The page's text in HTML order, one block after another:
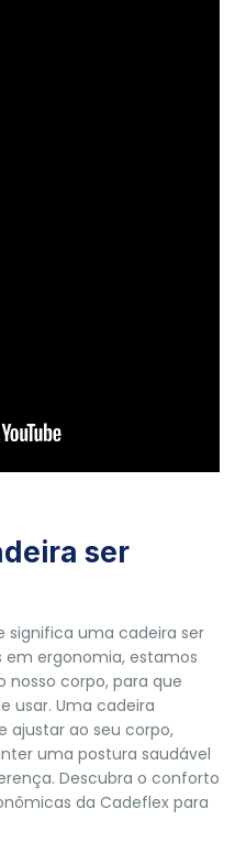
ser
significa uma cadeira ser
em ergonomia, estamos
nosso corpo, para que
usar. Uma cadeira
ajustar ao seu corpo,
uma postura saudável
Descubra o conforto
da Cadeflex para